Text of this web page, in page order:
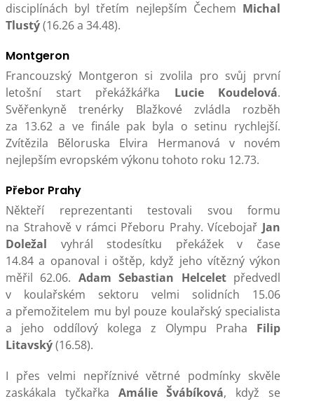
disciplínách byl třetím nejlepším Čechem Michal
Tlustý(16.26 a 34.48).
Montgeron
Francouzský Montgeron si zvolila pro svůj první
letošní start překážkářka Lucie Koudelová.
Svěřenkyně trenérky Blažkové zvládla rozběh
za 13.62 a ve finále pak byla o setinu rychlejší.
Zvítězila Běloruska Elvira Hermanová v novém
nejlepším evropském výkonu tohoto roku 12.73.
Přebor Prahy
Někteří reprezentanti testovali svou formu
na Strahově v rámci Přeboru Prahy. Vícebojař Jan
Doležal vyhrál stodesítku překážek v čase
14.84 a opanoval i oštěp, když jeho vítězný výkon
měřil 62.06. Adam Sebastian Helceletpředvedl
v koulařském sektoru velmi solidních 15.06
a přemožitelem mu byl pouze koulařský specialista
a jeho oddílový kolega z Olympu Praha Filip
Litavský(16.58).
I přes velmi nepříznivé větrné podmínky skvěle
zaskákala tyčkařka Amálie Švábíková, když se